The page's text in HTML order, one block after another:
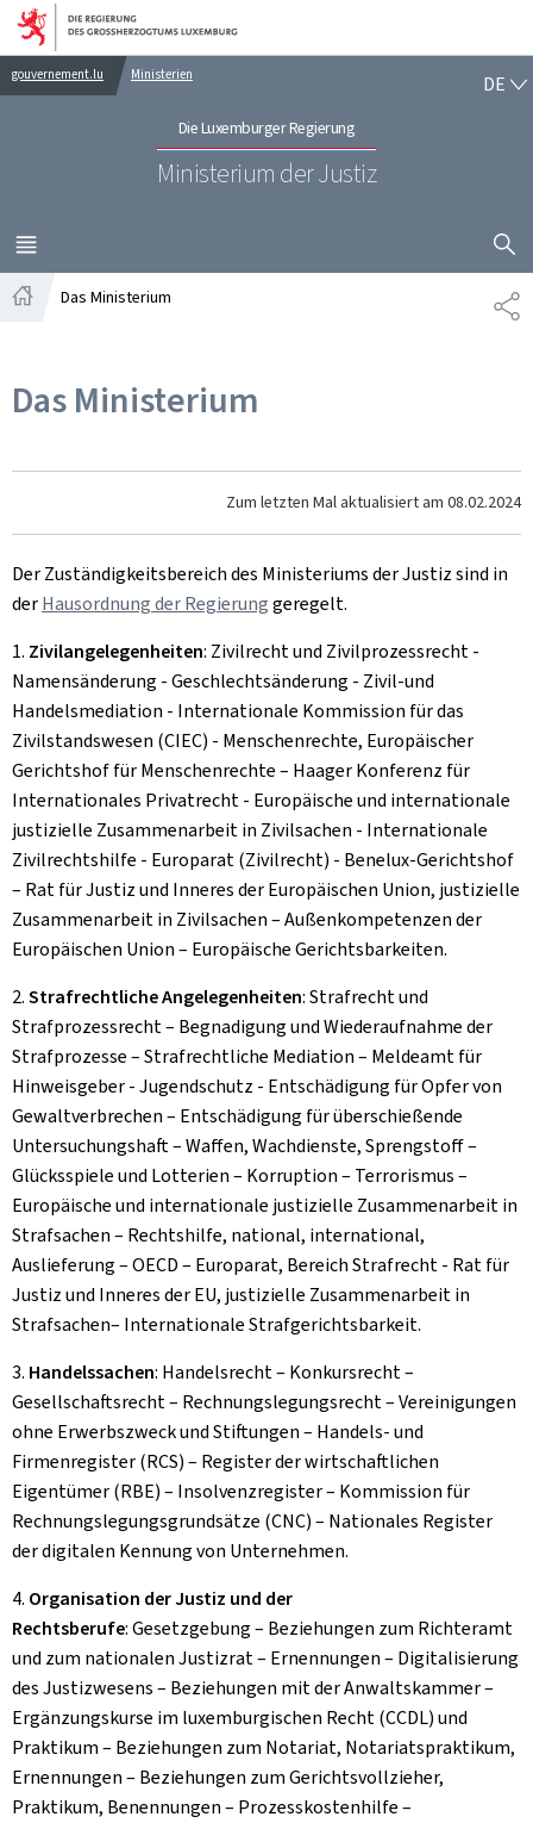
Zur Hauptnavigation
Zum Inhalt
gouvernement.lu Ministerien
Die Luxemburger Regierung
Ministerium der Justiz
DE
MENÜ
HAUPT-
Das Ministerium
Das Ministerium
Zum letzten Mal aktualisiert am 08.02.2024
Der Zuständigkeitsbereich des Ministeriums der Justiz sind in
derHausordnung der Regierunggeregelt.
1. Zivilangelegenheiten: Zivilrecht und Zivilprozessrecht -
Namensänderung - Geschlechtsänderung - Zivil-und
Handelsmediation - Internationale Kommission für das
Zivilstandswesen (CIEC) - Menschenrechte, Europäischer
Gerichtshof für Menschenrechte – Haager Konferenz für
Internationales Privatrecht - Europäische und internationale
justizielle Zusammenarbeit in Zivilsachen - Internationale
Zivilrechtshilfe - Europarat (Zivilrecht) - Benelux-Gerichtshof
– Rat für Justiz und Inneres der Europäischen Union, justizielle
Zusammenarbeit in Zivilsachen – Außenkompetenzen der
Europäischen Union – Europäische Gerichtsbarkeiten.
2.Strafrechtliche Angelegenheiten: Strafrecht und
Strafprozessrecht – Begnadigung und Wiederaufnahme der
Strafprozesse – Strafrechtliche Mediation – Meldeamt für
Hinweisgeber - Jugendschutz - Entschädigung für Opfer von
Gewaltverbrechen – Entschädigung für überschießende
Untersuchungshaft – Waffen, Wachdienste, Sprengstoff –
Glücksspiele und Lotterien – Korruption – Terrorismus –
Europäische und internationale justizielle Zusammenarbeit in
Strafsachen – Rechtshilfe, national, international,
Auslieferung – OECD – Europarat, Bereich Strafrecht - Rat für
Justiz und Inneres der EU, justizielle Zusammenarbeit in
Strafsachen– Internationale Strafgerichtsbarkeit.
3. Handelssachen: Handelsrecht – Konkursrecht –
Gesellschaftsrecht – Rechnungslegungsrecht – Vereinigungen
ohne Erwerbszweck und Stiftungen – Handels- und
Firmenregister (RCS) – Register der wirtschaftlichen
Eigentümer (RBE) – Insolvenzregister – Kommission für
Rechnungslegungsgrundsätze (CNC) – Nationales Register
der digitalen Kennung von Unternehmen.
4. Organisation der Justiz und der
Rechtsberufe: Gesetzgebung – Beziehungen zum Richteramt
und zum nationalen Justizrat – Ernennungen – Digitalisierung
des Justizwesens – Beziehungen mit der Anwaltskammer –
Ergänzungskurse im luxemburgischen Recht (CCDL) und
Praktikum – Beziehungen zum Notariat, Notariatspraktikum,
Ernennungen – Beziehungen zum Gerichtsvollzieher,
Praktikum, Benennungen – Prozesskostenhilfe –